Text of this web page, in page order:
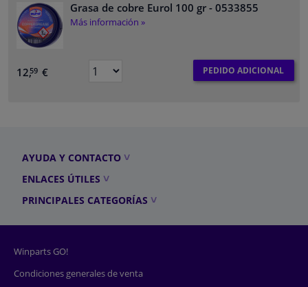
Grasa de cobre Eurol 100 gr - 0533855
Más información »
12,59 € PEDIDO ADICIONAL
AYUDA Y CONTACTO
ENLACES ÚTILES
PRINCIPALES CATEGORÍAS
Winparts GO!
Condiciones generales de venta